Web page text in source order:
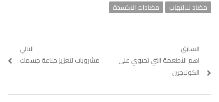
مضاد للالتهاب
مضادات الاكسدة
تصفّح
المقالات
السابق
Previous
post:
اهم الأطعمة التي تحتوي على
الكولاجين
التالي
Next
مشروبات لتعزيز مناعة جسمك